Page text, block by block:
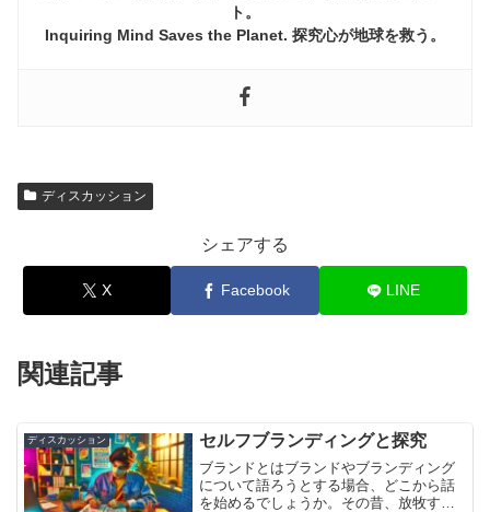
ト。
Inquiring Mind Saves the Planet. 探究心が地球を救う。
ディスカッション
シェアする
X Facebook LINE
関連記事
ディスカッション セルフブランディングと探究
ブランドとはブランドやブランディング
について語ろうとする場合、どこから話
を始めるでしょうか。その昔、放牧する